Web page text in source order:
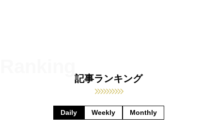
記事ランキング
Daily Weekly Monthly